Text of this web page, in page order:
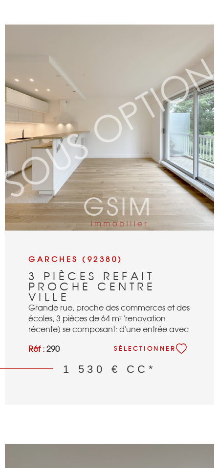
GARCHES (92380)
3 PIÈCES REFAIT
PROCHE CENTRE
VILLE
Grande rue, proche des commerces et des
écoles, 3 pièces de 64 m² 'renovation
récente) se composant: d'une entrée avec
semi équipée donnant sur un balcon plein
(10 et 11 m²), d'une salle de bains, d'un wc
Réf : 290 SÉLECTIONNER
1 530 € CC*
VOIR LE BIEN